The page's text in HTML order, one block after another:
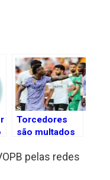
Torcedores
são multados
estádios por
pelas redes